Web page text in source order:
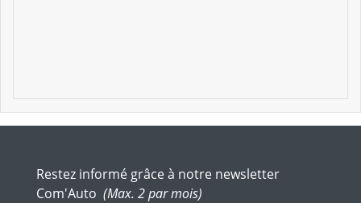
Restez informé grâce à notre newsletter
Com'Auto (Max. 2 par mois)